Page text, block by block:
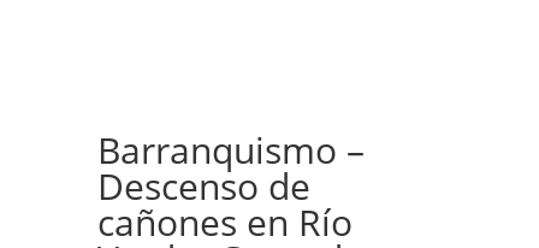
Barranquismo –
Descenso de
cañones en Río